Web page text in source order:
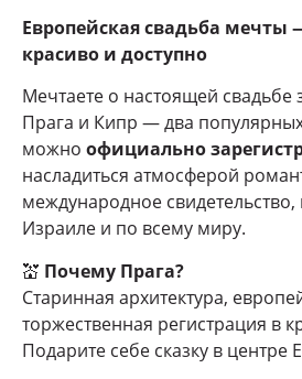
Европейская свадьба
красиво и доступно
Мечтаете о настоящей свадьбе
Прага и Кипр — два
можно официально
насладиться атмосферой
международное
Израиле и по всему миру.
💒 Почему Прага?
Старинная архитектура,
торжественная регистрация в
Подарите себе сказку в центре